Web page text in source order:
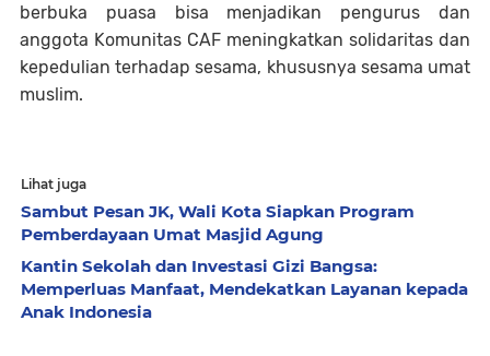
berbuka puasa bisa menjadikan pengurus dan
anggota Komunitas CAF meningkatkan solidaritas dan
kepedulian terhadap sesama, khususnya sesama umat
muslim.
Lihat juga
Sambut Pesan JK, Wali Kota Siapkan Program
Pemberdayaan Umat Masjid Agung
Kantin Sekolah dan Investasi Gizi Bangsa:
Memperluas Manfaat, Mendekatkan Layanan kepada
Anak Indonesia